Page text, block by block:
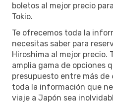
boletos al mejor precio
Tokio.
Te ofrecemos toda la
necesitas saber para
Hiroshima al mejor precio.
amplia gama de opciones
presupuesto entre más
toda la información que
viaje a Japón sea